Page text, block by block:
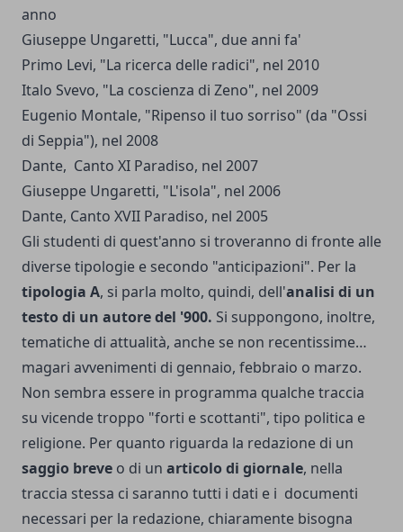
anno
Giuseppe Ungaretti, "Lucca", due anni fa'
Primo Levi, "La ricerca delle radici", nel 2010
Italo Svevo, "La coscienza di Zeno", nel 2009
Eugenio Montale, "Ripenso il tuo sorriso" (da "Ossi
di Seppia"), nel 2008
Dante, Canto XI Paradiso, nel 2007
Giuseppe Ungaretti, "L'isola", nel 2006
Dante, Canto XVII Paradiso, nel 2005
Gli studenti di quest'anno si troveranno di fronte alle
diverse tipologie e secondo "anticipazioni". Per la
tipologia A, si parla molto, quindi, dell'analisi di un
testo di un autore del '900. Si suppongono, inoltre,
tematiche di attualità, anche se non recentissime…
magari avvenimenti di gennaio, febbraio o marzo.
Non sembra essere in programma qualche traccia
su vicende troppo "forti e scottanti", tipo politica e
religione. Per quanto riguarda la redazione di un
saggio breve o di un articolo di giornale, nella
traccia stessa ci saranno tutti i dati e i documenti
necessari per la redazione, chiaramente bisogna